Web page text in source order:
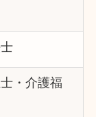
・介護福